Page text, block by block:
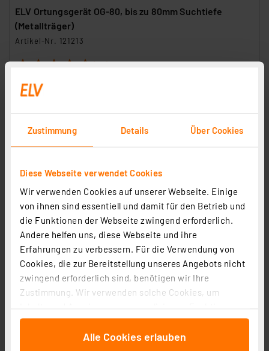
Zustimmung Details Über Cookies
Diese Webseite verwendet Cookies
Wir verwenden Cookies auf unserer Webseite. Einige
von ihnen sind essentiell und damit für den Betrieb und
die Funktionen der Webseite zwingend erforderlich.
Andere helfen uns, diese Webseite und ihre
Erfahrungen zu verbessern. Für die Verwendung von
Cookies, die zur Bereitstellung unseres Angebots nicht
zwingend erforderlich sind, benötigen wir Ihre
Zustimmung. Wir verwenden solche Cookies, um
für soziale Medien anbieten zu können und die Zugriffe
auf unsere Website zu analysieren. Außerdem geben
Alle Cookies erlauben
ELV Ortungsgerät OG-80, bis zu 80mm Suchtiefe
(Metallträger)
Artikel-Nr. 121213
1 2 3 4 5 (14)
Informationen zu Versandkosten
ELV Cable Tracker MS6812, Leitungssuchgerät und
Telefonleitungstester
2 3 4 5 (13)
24,95 €
Informationen zu Versandkosten